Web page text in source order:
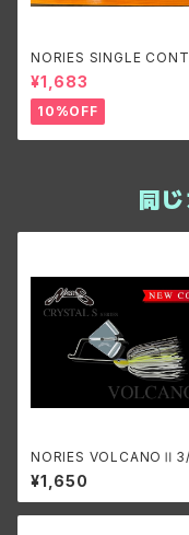
NORIES SINGLE
ノリーズ シングルコントロ
22g #3/0 (3/4oz)
¥1,683
10%OFF
同
NORIES
z./ノリーズ ボルケーノ
z.
¥1,650